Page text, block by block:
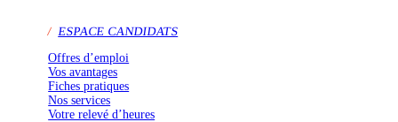
/ ESPACE CANDIDATS
Offres d’emploi
Vos avantages
Fiches pratiques
Nos services
Votre relevé d’heures